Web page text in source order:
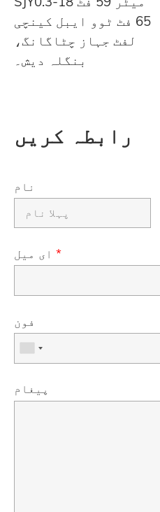
65 فٹ ٹوو ایبل کینچی
لفٹ جہاز چٹاگانگ،
بنگلہ دیش۔
رابطہ کریں
نام
*
فون
پیغام